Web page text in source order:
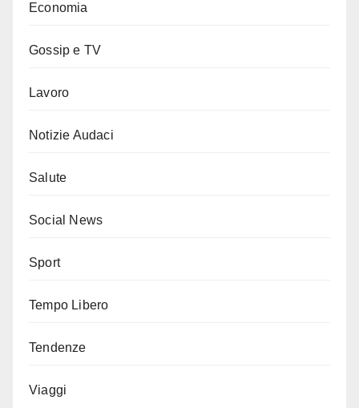
Economia
Gossip e TV
Lavoro
Notizie Audaci
Salute
Social News
Sport
Tempo Libero
Tendenze
Viaggi